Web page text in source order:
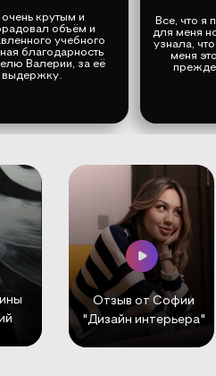
Все, что
для меня
узнала,
меня
прежде
крутым и
объём и
учебного
благодарность
Валерии, за её
выдержку.
Отзыв от Софии
"Дизайн интерьера"